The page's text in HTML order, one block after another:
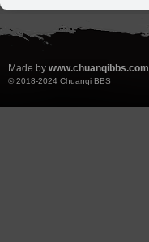
Made by www.chuanqibbs.com
© 2018-2024 Chuanqi BBS